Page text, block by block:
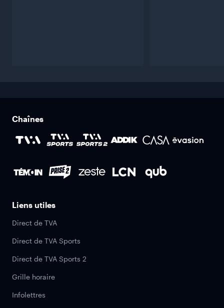
Chaînes
Liens utiles
Direct de TVA
Direct de TVA Sports
Direct de TVA Sports 2
Grille horaire
Infolettres